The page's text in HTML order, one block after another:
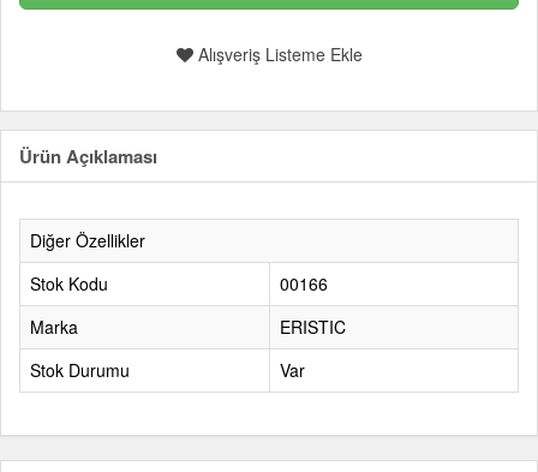
Alışveriş Listeme Ekle
Ürün Açıklaması
Diğer Özellikler
Stok Kodu
00166
Marka
ERISTIC
Stok Durumu
Var